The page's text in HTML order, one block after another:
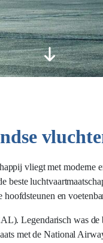
vliegt met moderne
beste
en
Legendarisch was
met de National